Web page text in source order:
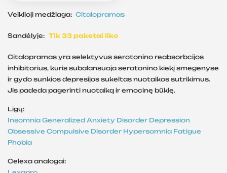
Veiklioji medžiaga: Citalopramas
Sandėlyje: Tik 33 paketai liko
Citalopramas yra selektyvus serotonino reabsorbcijos
inhibitorius, kuris subalansuoja serotonino kiekį smegenyse
ir gydo sunkios depresijos sukeltas nuotaikos sutrikimus.
Jis padeda pagerinti nuotaiką ir emocinę būklę.
Ligų:
Insomnia Generalized Anxiety Disorder Depression
Obsessive Compulsive Disorder Hypersomnia Fatigue
Phobia
Celexa analogai: